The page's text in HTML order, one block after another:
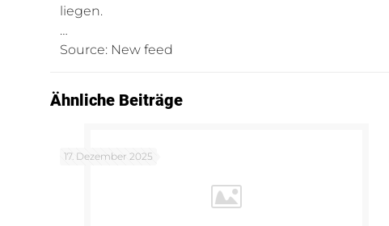
liegen.
…
Source: New feed
Ähnliche Beiträge
17. Dezember 2025